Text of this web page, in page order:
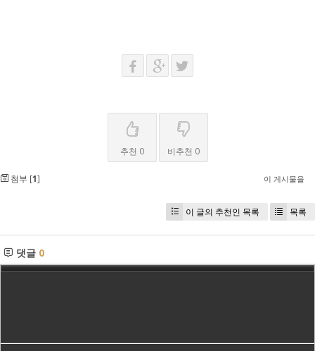
추천 0 비추천 0
첨부 [1] 이 게시물을
이 글의 추천인 목록 목록
댓글 0